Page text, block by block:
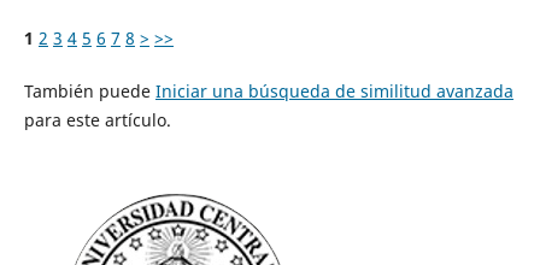
1 2 3 4 5 6 7 8 > >>
También puede Iniciar una búsqueda de similitud avanzada
para este artículo.